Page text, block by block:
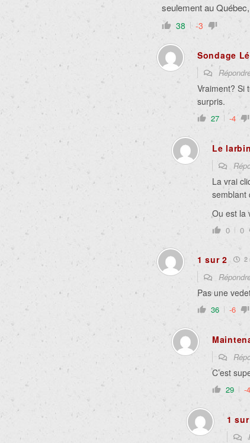
seulement au Québec,
38 -3
Sondage
Vraiment? Si
surpris.
27 -4
Le
La vrai
semblant
Ou est la
0 0
1 sur 2 2
Pas une
36 -6
C’est
29 -4
1